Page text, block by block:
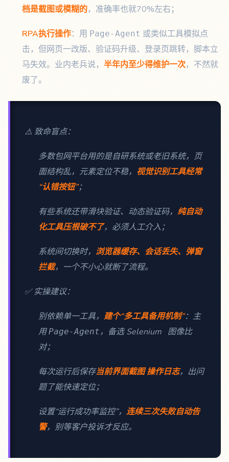
档是截图或模糊的，准确率也就70%左右；
RPA执行操作：用 Page-Agent 或类似工具模拟点
击，但网页一改版、验证码升级、登录页跳转，脚本立
马失效。业内老兵说， 半年内至少得维护一次，不然就
废了。
⚠️ 致命盲点：
多数包网平台用的是自研系统或老旧系统，页
面结构乱，元素定位不稳， 视觉识别工具经常
“认错按钮”；
有些系统还带滑块验证、动态验证码， 纯自动
化工具压根破不了，必须人工介入；
系统间切换时， 浏览器缓存、会话丢失、弹窗
拦截，一个不小心就断了流程。
✅ 实操建议：
别依赖单一工具， 建个“多工具备用机制”：主
用Page-Agent，备选 Selenium 图像比
对；
每次运行后保存当前界面截图 操作日志，出问
题了能快速定位；
设置“运行成功率监控”， 连续三次失败自动告
警，别等客户投诉才反应。